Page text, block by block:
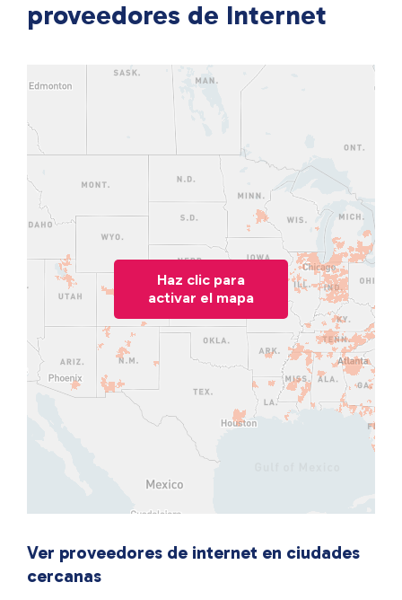
proveedores de Internet
Haz clic para
activar el mapa
Ver proveedores de internet en ciudades
cercanas